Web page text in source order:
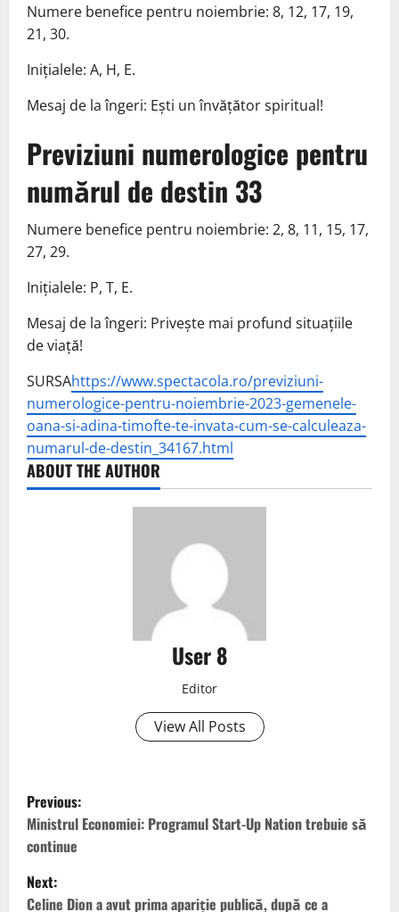
Numere benefice pentru noiembrie: 8, 12, 17, 19,
21, 30.
Inițialele: A, H, E.
Mesaj de la îngeri: Ești un învățător spiritual!
Previziuni numerologice pentru
numărul de destin 33
Numere benefice pentru noiembrie: 2, 8, 11, 15, 17,
27, 29.
Inițialele: P, T, E.
Mesaj de la îngeri: Privește mai profund situațiile
de viață!
SURSAhttps://www.spectacola.ro/previziuni-
numerologice-pentru-noiembrie-2023-gemenele-
oana-si-adina-timofte-te-invata-cum-se-calculeaza-
numarul-de-destin_34167.html
ABOUT THE AUTHOR
User 8
Editor
View All Posts
Previous:
Ministrul Economiei: Programul Start-Up Nation trebuie să
continue
Next:
Celine Dion a avut prima apariție publică, după ce a